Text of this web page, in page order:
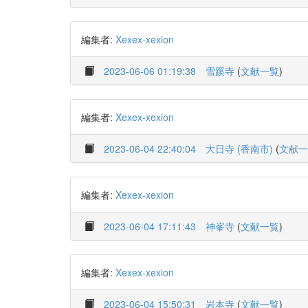
編集者: Xexex-xexion
2023-06-06 01:19:38 雪蹊寺 (文献一覧)
編集者: Xexex-xexion
2023-06-04 22:40:04 大日寺 (香南市) (文献
編集者: Xexex-xexion
2023-06-04 17:11:43 神峯寺 (文献一覧)
編集者: Xexex-xexion
2023-06-04 15:50:31 岩本寺 (文献一覧)